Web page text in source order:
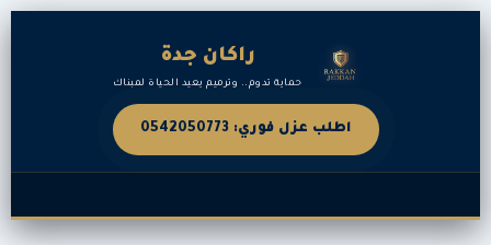
تخطي
راكان جدة
حماية تدوم.. وترميم يعيد الحياة لمبناك
اطلب عزل فوري: 0542050773